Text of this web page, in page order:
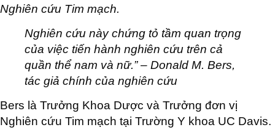
Nghiên cứu Tim mạch.
Nghiên cứu này chứng tỏ tầm quan trọng
của việc tiến hành nghiên cứu trên cả
quần thể nam và nữ.” – Donald M. Bers,
tác giả chính của nghiên cứu
Bers là Trưởng Khoa Dược và Trưởng đơn vị
Nghiên cứu Tim mạch tại Trường Y khoa UC Davis.